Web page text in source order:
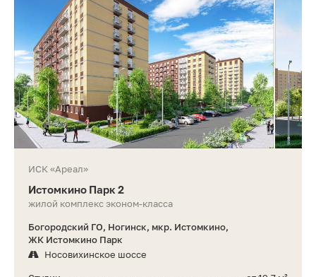
ИСК «Ареал»
Истомкино Парк 2
жилой комплекс эконом-класса
Богородский ГО, Ногинск, мкр. Истомкино,
ЖК Истомкино Парк
Носовихинское шоссе